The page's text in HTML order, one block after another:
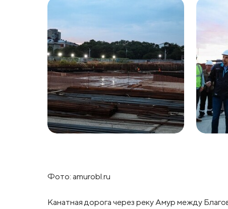
Фото: amurobl.ru
Канатная дорога через реку Амур между